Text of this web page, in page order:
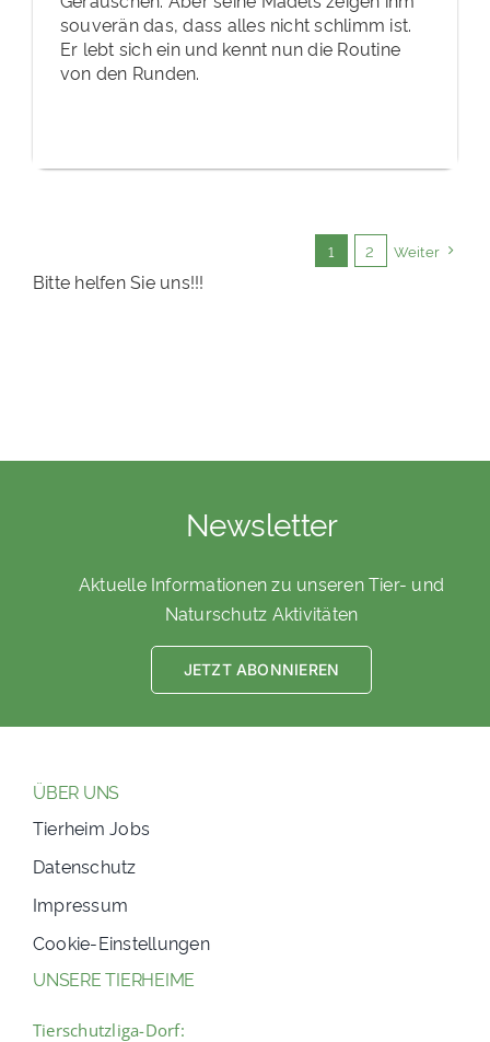
souverän das, dass alles nicht schlimm ist.
Er lebt sich ein und kennt nun die Routine
von den Runden.
1 2 Weiter
Bitte helfen Sie uns!!!
Newsletter
Aktuelle Informationen zu unseren Tier- und
Naturschutz Aktivitäten
JETZT ABONNIEREN
ÜBER UNS
Tierheim Jobs
Datenschutz
Impressum
Cookie-Einstellungen
UNSERE TIERHEIME
Tierschutzliga-Dorf: